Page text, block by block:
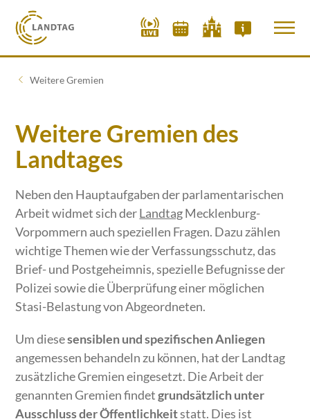
Weitere Gremien
Weitere Gremien des
Landtages
Neben den Hauptaufgaben der parlamentarischen
Arbeit widmet sich derLandtagMecklenburg-
Vorpommern auch speziellen Fragen. Dazu zählen
wichtige Themen wie der Verfassungsschutz, das
Brief- und Postgeheimnis, spezielle Befugnisse der
Polizei sowie die Überprüfung einer möglichen
Stasi-Belastung von Abgeordneten.
Um diesesensiblen und spezifischen Anliegen
angemessen behandeln zu können, hat der Landtag
zusätzliche Gremien eingesetzt. Die Arbeit der
genannten Gremien findetgrundsätzlich unter
Ausschluss der Öffentlichkeitstatt. Dies ist